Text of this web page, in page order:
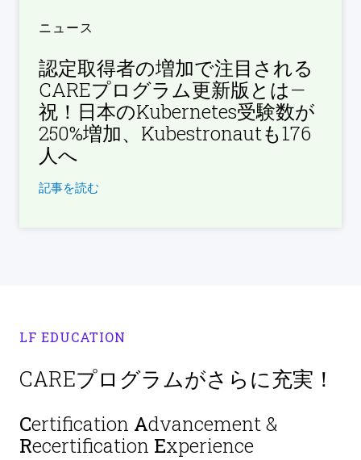
ニュース
認定取得者の増加で注目される
CAREプログラム更新版とは—
祝！日本のKubernetes受験数が
250%増加、Kubestronautも176
人へ
記事を読む
LF EDUCATION
CAREプログラムがさらに充実！
Certification Advancement &
Recertification Experience